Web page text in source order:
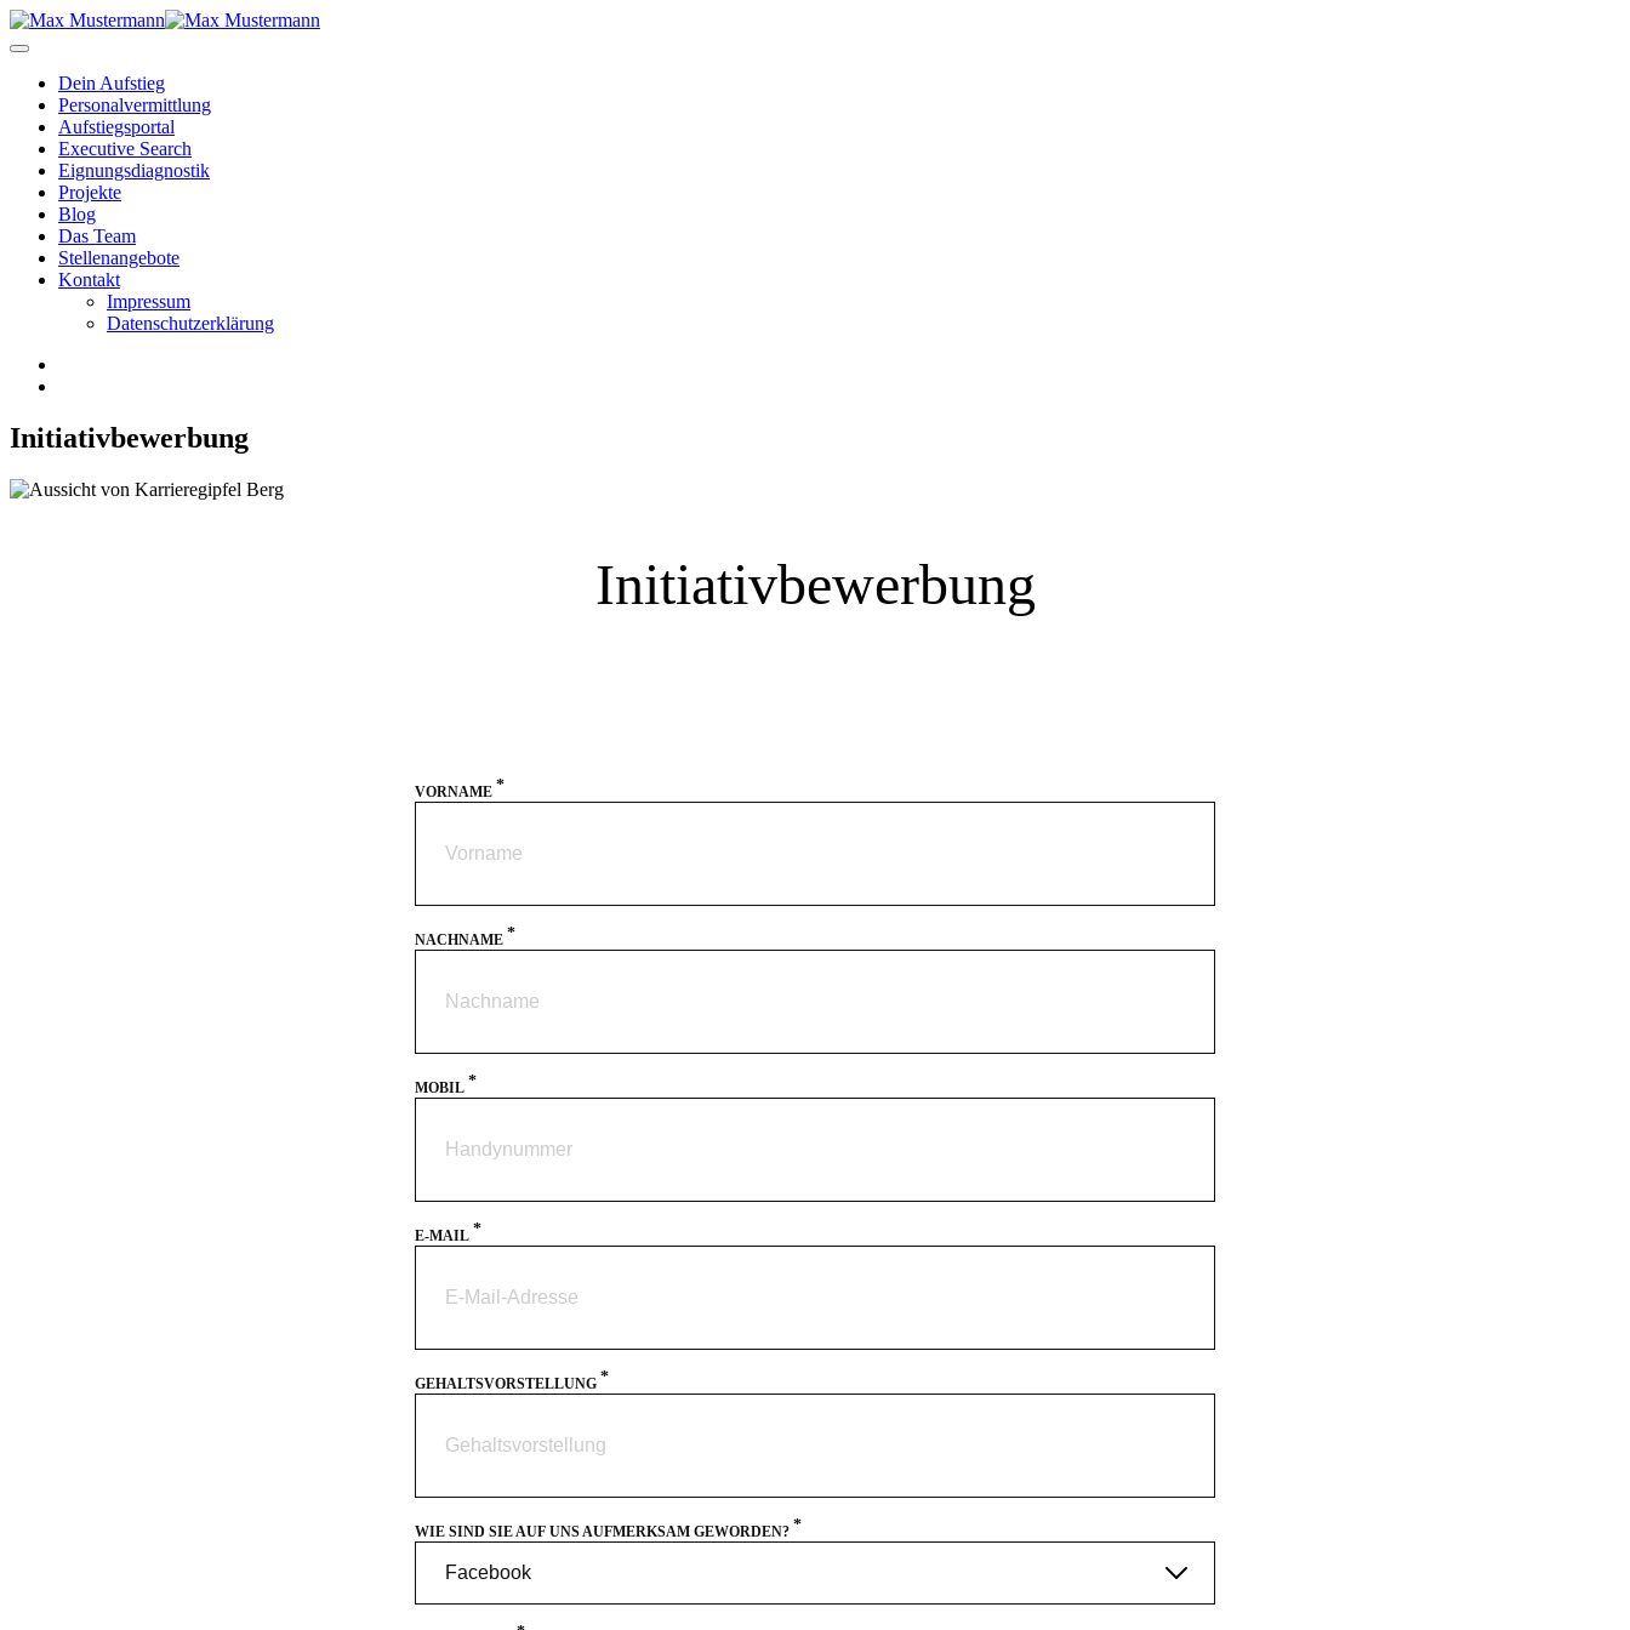
Dein Aufstieg
Personal­vermittlung
Aufstiegsportal
Executive Search
Eignungs­diagnostik
Projekte
Blog
Das Team
Stellenangebote
Kontakt
Impressum
Datenschutzerklärung
Initiativbewerbung
Initiativbewerbung
VORNAME *
NACHNAME *
MOBIL *
E-MAIL *
GEHALTSVORSTELLUNG *
WIE SIND SIE AUF UNS AUFMERKSAM GEWORDEN? *